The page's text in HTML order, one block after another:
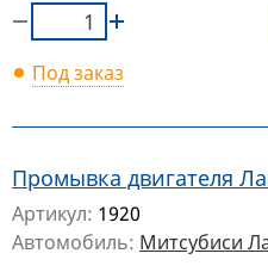
Под заказ
Промывка двигателя
Артикул: 1920
Автомобиль: Митсубиси